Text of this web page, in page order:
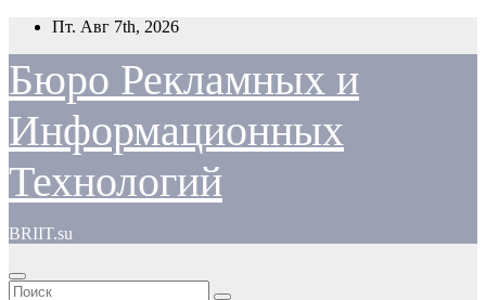
Перейти
содержимому
Пт. Авг 7th, 2026
Бюро Рекламных и
Информационных
Технологий
BRIIT.su